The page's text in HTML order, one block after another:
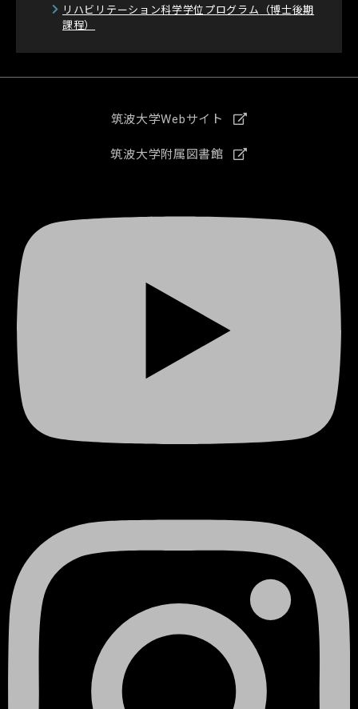
リハビリテーション科学学位プログラム
（博士後期
課程）
筑波大学Webサイト
筑波大学附属図書館